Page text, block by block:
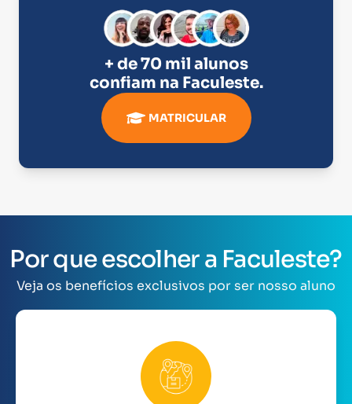
+ de 70 mil alunos
confiam na Faculeste.
MATRICULAR
Por que escolher a Faculeste?
Veja os benefícios exclusivos por ser nosso aluno